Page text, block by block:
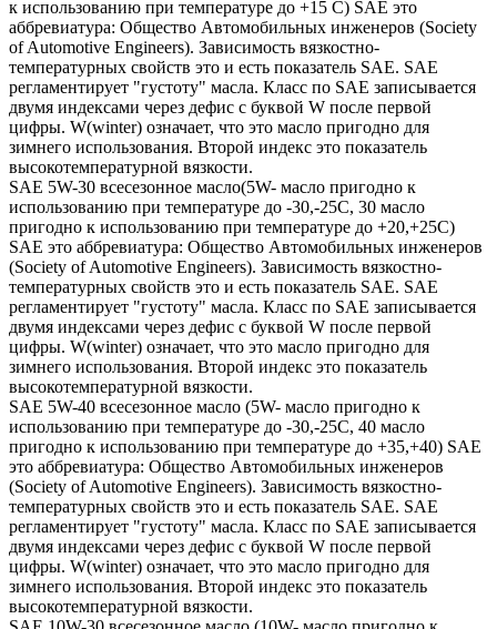
к использованию при температуре до +15 С) SAE это
аббревиатура: Общество Автомобильных инженеров (Society
of Automotive Engineers). Зависимость вязкостно-
температурных свойств это и есть показатель SAE. SAE
регламентирует "густоту" масла. Класс по SAE записывается
двумя индексами через дефис с буквой W после первой
цифры. W(winter) означает, что это масло пригодно для
зимнего использования. Второй индекс это показатель
высокотемпературной вязкости.
SAE 5W-30 всесезонное масло(5W- масло пригодно к
использованию при температуре до -30,-25С, 30 масло
пригодно к использованию при температуре до +20,+25С)
SAE это аббревиатура: Общество Автомобильных инженеров
(Society of Automotive Engineers). Зависимость вязкостно-
температурных свойств это и есть показатель SAE. SAE
регламентирует "густоту" масла. Класс по SAE записывается
двумя индексами через дефис с буквой W после первой
цифры. W(winter) означает, что это масло пригодно для
зимнего использования. Второй индекс это показатель
высокотемпературной вязкости.
SAE 5W-40 всесезонное масло (5W- масло пригодно к
использованию при температуре до -30,-25С, 40 масло
пригодно к использованию при температуре до +35,+40) SAE
это аббревиатура: Общество Автомобильных инженеров
(Society of Automotive Engineers). Зависимость вязкостно-
температурных свойств это и есть показатель SAE. SAE
регламентирует "густоту" масла. Класс по SAE записывается
двумя индексами через дефис с буквой W после первой
цифры. W(winter) означает, что это масло пригодно для
зимнего использования. Второй индекс это показатель
высокотемпературной вязкости.